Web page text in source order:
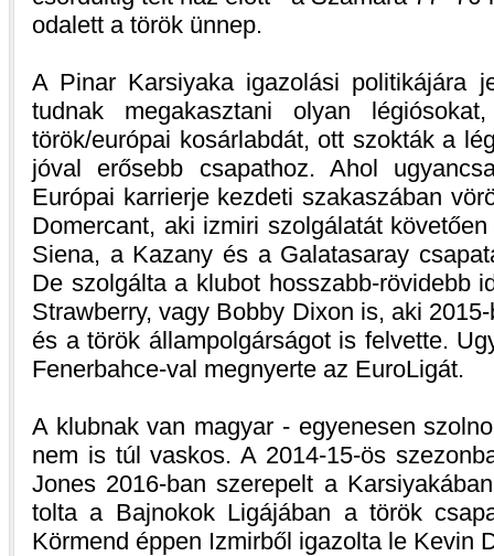
odalett a török ünnep.
A Pinar Karsiyaka igazolási politikájára
tudnak megakasztani olyan
török/európai kosárlabdát, ott szokták a
jóval erősebb csapathoz. Ahol
Európai karrierje kezdeti szakaszában
Domercant, aki izmiri szolgálatát
Siena, a Kazany és a Galatasaray
De szolgálta a klubot hosszabb-rövidebb
Strawberry, vagy Bobby Dixon is, aki
és a török állampolgárságot is felvette.
Fenerbahce-val megnyerte az EuroLigát.
A klubnak van magyar - egyenesen
nem is túl vaskos. A 2014-15-ös
Jones 2016-ban szerepelt a
tolta a Bajnokok Ligájában a török
Körmend éppen Izmirből igazolta le Kevin